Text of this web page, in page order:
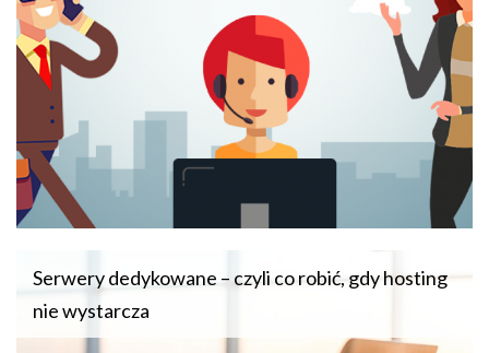
Serwery dedykowane – czyli co robić, gdy hosting
nie wystarcza